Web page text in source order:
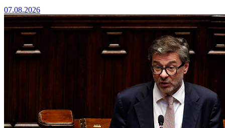
07.08.2026